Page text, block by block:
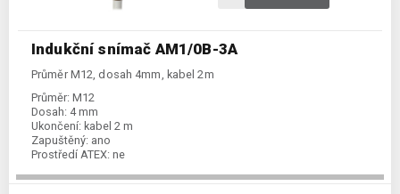
Indukční snímač AM1/0B-3A
Průměr M12, dosah 4mm, kabel 2m
Průměr: M12
Dosah: 4 mm
Ukončení: kabel 2 m
Zapuštěný: ano
Prostředí ATEX: ne